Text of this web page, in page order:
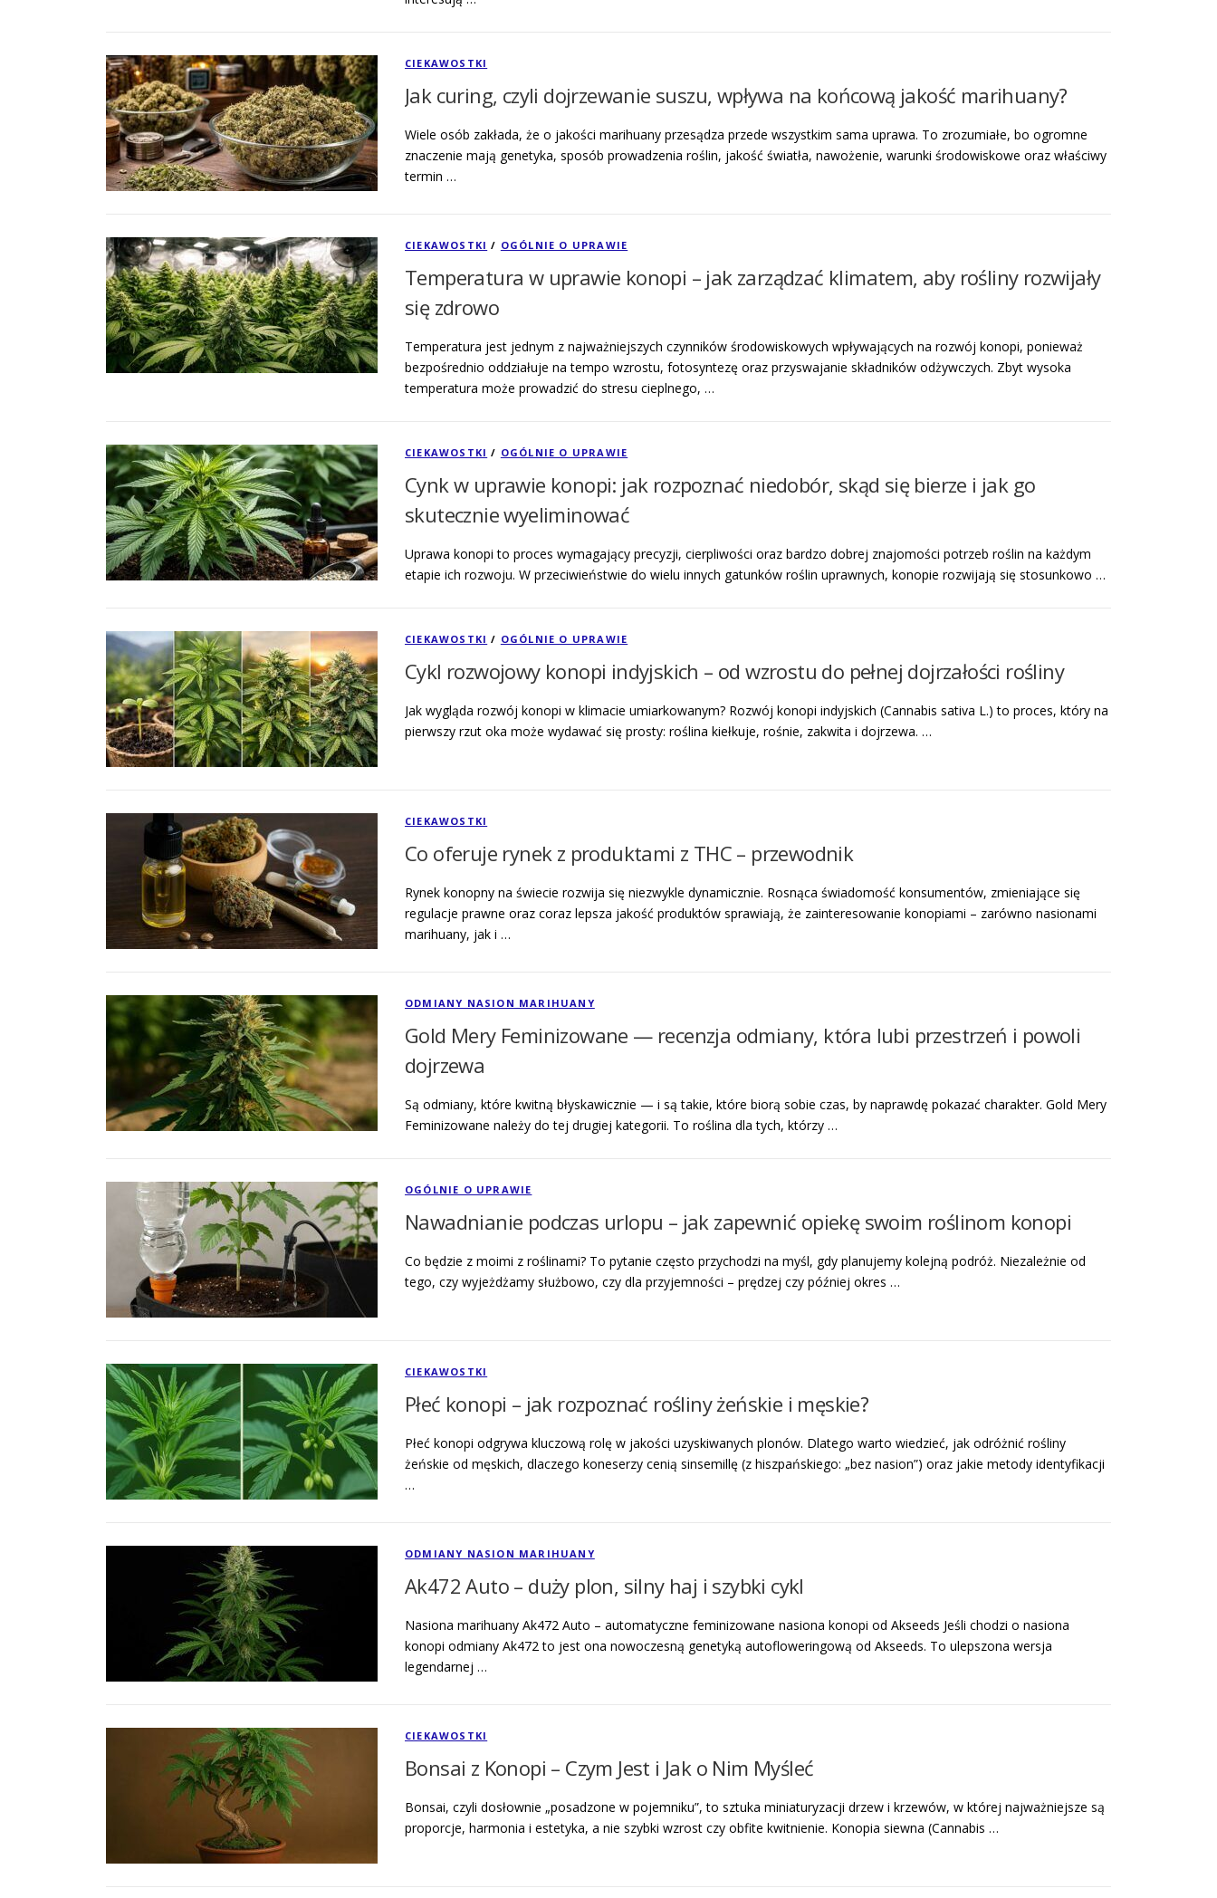
CIEKAWOSTKI
Jak curing, czyli dojrzewanie suszu, wpływa na końcową jakość marihuany?
Wiele osób zakłada, że o jakości marihuany przesądza przede wszystkim sama uprawa. To zrozumiałe, bo ogromne
znaczenie mają genetyka, sposób prowadzenia roślin, jakość światła, nawożenie, warunki środowiskowe oraz właściwy
termin …
CIEKAWOSTKI / OGÓLNIE O UPRAWIE
Temperatura w uprawie konopi – jak zarządzać klimatem, aby rośliny rozwijały
się zdrowo
Temperatura jest jednym z najważniejszych czynników środowiskowych wpływających na rozwój konopi, ponieważ
bezpośrednio oddziałuje na tempo wzrostu, fotosyntezę oraz przyswajanie składników odżywczych. Zbyt wysoka
temperatura może prowadzić do stresu cieplnego, …
CIEKAWOSTKI / OGÓLNIE O UPRAWIE
Cynk w uprawie konopi: jak rozpoznać niedobór, skąd się bierze i jak go
skutecznie wyeliminować
Uprawa konopi to proces wymagający precyzji, cierpliwości oraz bardzo dobrej znajomości potrzeb roślin na każdym
etapie ich rozwoju. W przeciwieństwie do wielu innych gatunków roślin uprawnych, konopie rozwijają się stosunkowo …
CIEKAWOSTKI / OGÓLNIE O UPRAWIE
Cykl rozwojowy konopi indyjskich – od wzrostu do pełnej dojrzałości rośliny
Jak wygląda rozwój konopi w klimacie umiarkowanym? Rozwój konopi indyjskich (Cannabis sativa L.) to proces, który na
pierwszy rzut oka może wydawać się prosty: roślina kiełkuje, rośnie, zakwita i dojrzewa. …
CIEKAWOSTKI
Co oferuje rynek z produktami z THC – przewodnik
Rynek konopny na świecie rozwija się niezwykle dynamicznie. Rosnąca świadomość konsumentów, zmieniające się
regulacje prawne oraz coraz lepsza jakość produktów sprawiają, że zainteresowanie konopiami – zarówno nasionami
marihuany, jak i …
ODMIANY NASION MARIHUANY
Gold Mery Feminizowane — recenzja odmiany, która lubi przestrzeń i powoli
dojrzewa
Są odmiany, które kwitną błyskawicznie — i są takie, które biorą sobie czas, by naprawdę pokazać charakter. Gold Mery
Feminizowane należy do tej drugiej kategorii. To roślina dla tych, którzy …
OGÓLNIE O UPRAWIE
Nawadnianie podczas urlopu – jak zapewnić opiekę swoim roślinom konopi
Co będzie z moimi z roślinami? To pytanie często przychodzi na myśl, gdy planujemy kolejną podróż. Niezależnie od
tego, czy wyjeżdżamy służbowo, czy dla przyjemności – prędzej czy później okres …
CIEKAWOSTKI
Płeć konopi – jak rozpoznać rośliny żeńskie i męskie?
Płeć konopi odgrywa kluczową rolę w jakości uzyskiwanych plonów. Dlatego warto wiedzieć, jak odróżnić rośliny
żeńskie od męskich, dlaczego koneserzy cenią sinsemillę (z hiszpańskiego: „bez nasion”) oraz jakie metody identyfikacji
…
ODMIANY NASION MARIHUANY
Ak472 Auto – duży plon, silny haj i szybki cykl
Nasiona marihuany Ak472 Auto – automatyczne feminizowane nasiona konopi od Akseeds Jeśli chodzi o nasiona
konopi odmiany Ak472 to jest ona nowoczesną genetyką autofloweringową od Akseeds. To ulepszona wersja
legendarnej …
CIEKAWOSTKI
Bonsai z Konopi – Czym Jest i Jak o Nim Myśleć
Bonsai, czyli dosłownie „posadzone w pojemniku”, to sztuka miniaturyzacji drzew i krzewów, w której najważniejsze są
proporcje, harmonia i estetyka, a nie szybki wzrost czy obfite kwitnienie. Konopia siewna (Cannabis …